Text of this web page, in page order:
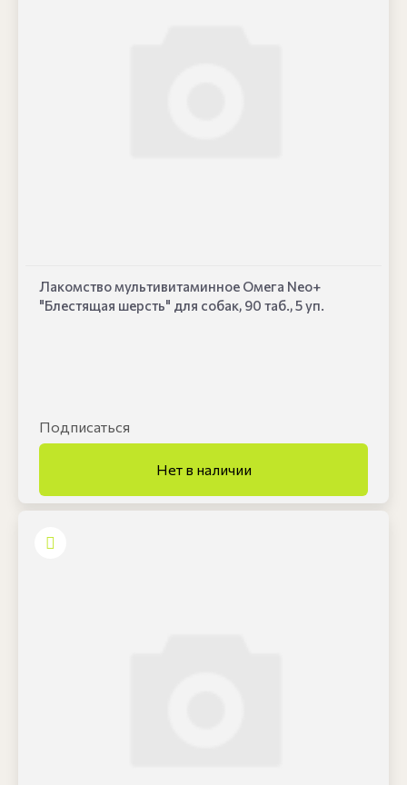
Лакомство мультивитаминное Омега Neo+
"Блестящая шерсть" для собак, 90 таб., 5 уп.
Подписаться